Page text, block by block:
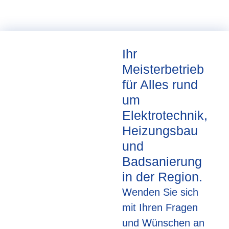
Ihr
Meisterbetrieb
für Alles rund
um
Elektrotechnik,
Heizungsbau
und
Badsanierung
in der Region.
Wenden Sie sich
mit Ihren Fragen
und Wünschen an